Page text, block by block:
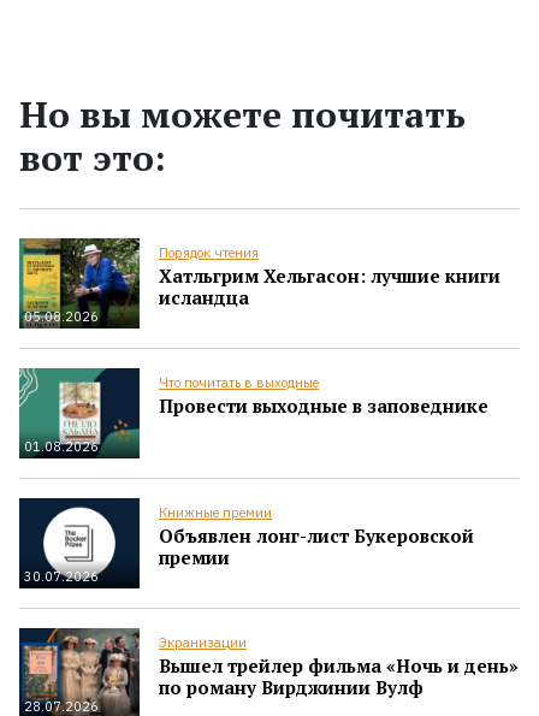
Но вы можете почитать
вот это:
05.08.2026
Порядок чтения
Хатльгрим Хельгасон: лучшие книги
исландца
01.08.2026
Что почитать в выходные
Провести выходные в заповеднике
30.07.2026
Книжные премии
Объявлен лонг-лист Букеровской
премии
28.07.2026
Экранизации
Вышел трейлер фильма «Ночь и день»
по роману Вирджинии Вулф